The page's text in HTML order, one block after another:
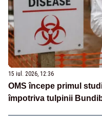
15 iul. 2026, 12:36
OMS începe primul
împotriva tulpinii